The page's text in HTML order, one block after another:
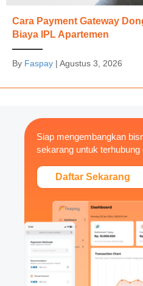
Cara Payment Gateway
Biaya IPL Apartemen
By Faspay | Agustus 3, 2026
Siap mengembangkan
sekarang untuk terhubung
Daftar Sekarang